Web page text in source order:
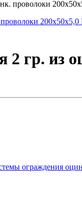
проволоки
2 гр. из
ограждения